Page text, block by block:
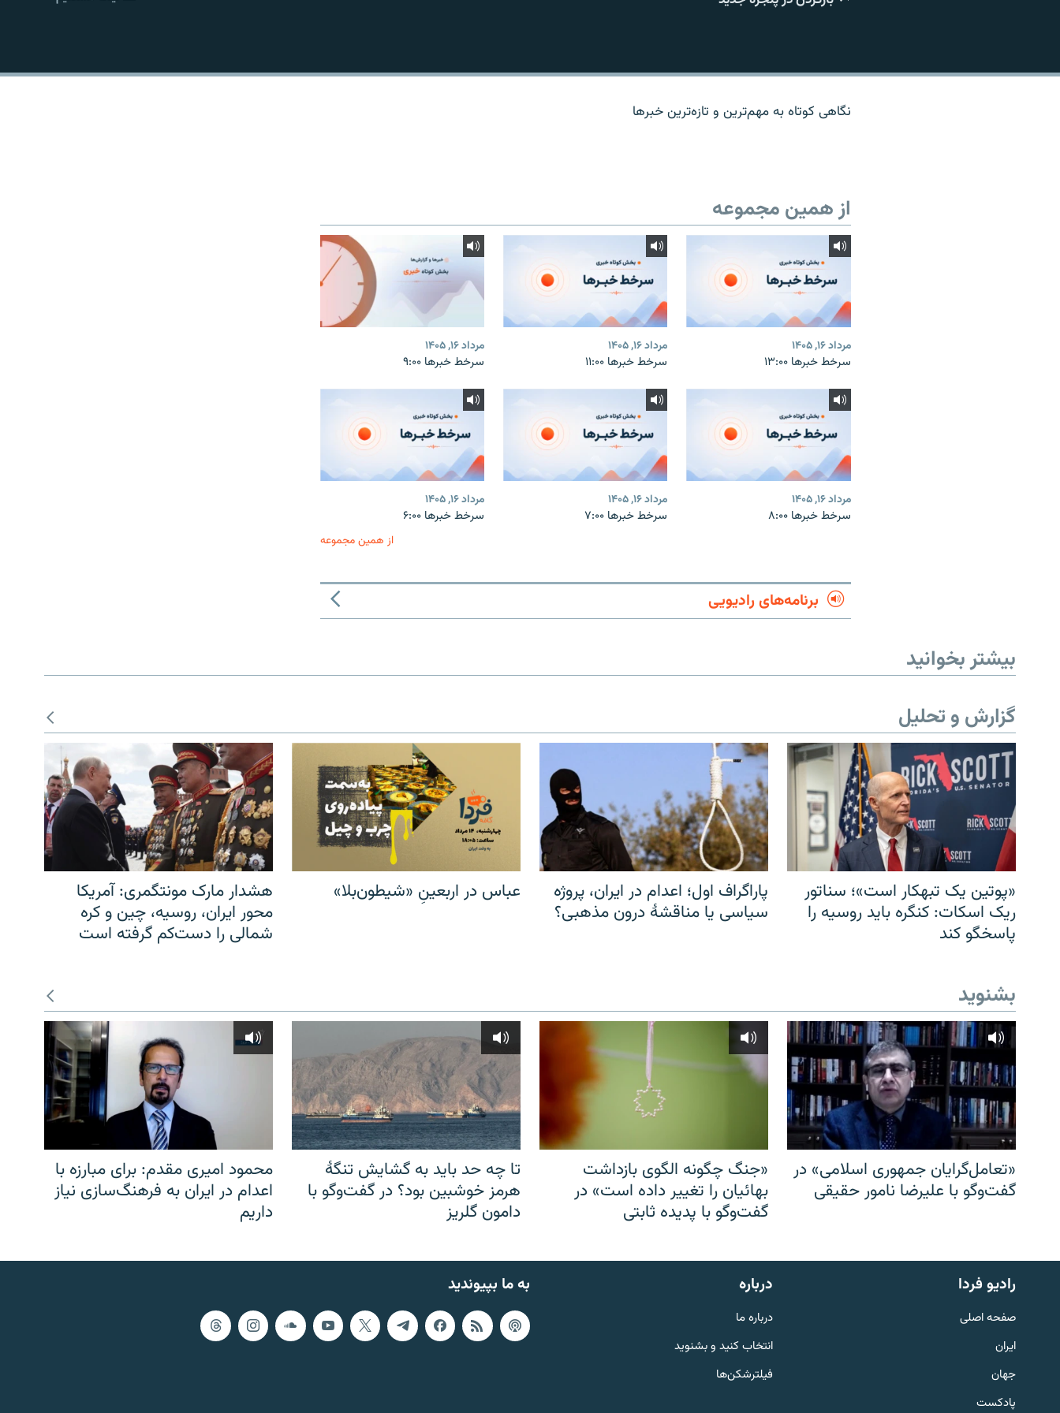
English
به ما بپیوندید
EMBED
نگاهی کوتاه به مهم‌ترين و تازه‌ترين خبرها
از همین مجموعه
مرداد ۱۶, ۱۴۰۵
سرخط خبرها ۱۳:۰۰
مرداد ۱۶, ۱۴۰۵
سرخط خبرها ۱۱:۰۰
مرداد ۱۶, ۱۴۰۵
سرخط خبرها ۹:۰۰
مرداد ۱۶, ۱۴۰۵
سرخط خبرها ۸:۰۰
مرداد ۱۶, ۱۴۰۵
سرخط خبرها ۷:۰۰
مرداد ۱۶, ۱۴۰۵
سرخط خبرها ۶:۰۰
از همین مجموعه
برنامه‌های رادیویی
بیشتر بخوانید
گزارش و تحلیل
«پوتین یک تبهکار است»؛ سناتور
ریک اسکات: کنگره باید روسیه را
پاسخگو کند
پاراگراف اول؛ اعدام در ایران، پروژه
سیاسی یا مناقشهٔ درون مذهبی؟
عباس در اربعینِ «شیطون‌بلا»
هشدار مارک مونتگمری: آمریکا
محور ایران، روسیه، چین و کره
شمالی را دست‌کم گرفته است
بشنوید
«تعامل‌گرایان جمهوری اسلامی» در
گفت‌وگو با علیرضا نامور حقیقی
«جنگ چگونه الگوی بازداشت
بهائیان را تغییر داده است» در
گفت‌وگو با پدیده ثابتی
تا چه حد باید به گشایش تنگهٔ
هرمز خوشبین بود؟ در گفت‌وگو با
دامون گلریز
محمود امیری مقدم: برای مبارزه با
اعدام در ایران به فرهنگ‌سازی نیاز
داریم
به ما بپیوندید رادیو فردا
صفحه اصلی
ایران
جهان
پادکست
درباره
درباره ما
انتخاب کنید و بشنوید
فیلترشکن‌ها